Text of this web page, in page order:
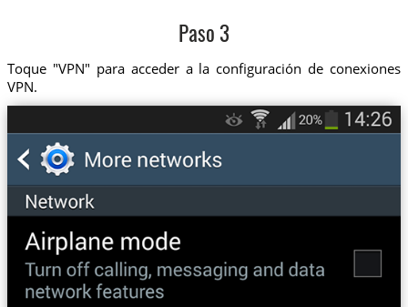
Paso 3
Toque "VPN" para acceder a la configuración de conexiones
VPN.